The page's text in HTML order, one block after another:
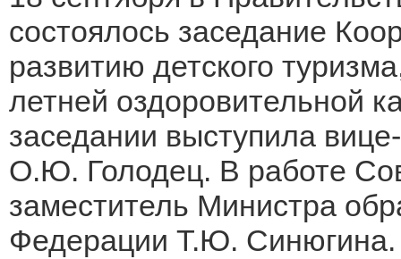
состоялось заседание
развитию детского
летней оздоровительной
заседании выступила
О.Ю. Голодец. В работе
заместитель Министра
Федерации Т.Ю. Синюгина.